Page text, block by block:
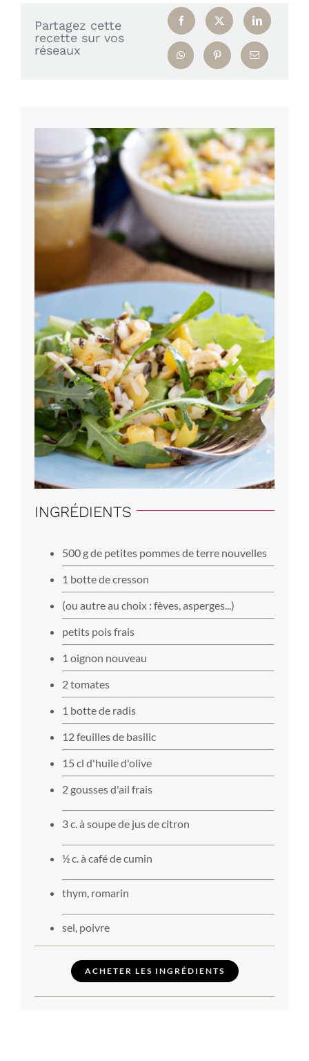
Partagez cette
recette sur vos
réseaux
INGRÉDIENTS
500 g de petites pommes de terre nouvelles
1 botte de cresson
(ou autre au choix : fèves, asperges...)
petits pois frais
1 oignon nouveau
2 tomates
1 botte de radis
12 feuilles de basilic
15 cl d'huile d'olive
2 gousses d'ail frais
3 c. à soupe de jus de citron
½ c. à café de cumin
thym, romarin
sel, poivre
ACHETER LES INGRÉDIENTS